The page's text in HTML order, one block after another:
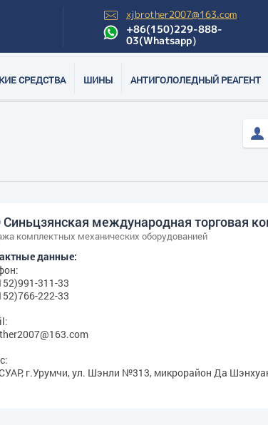
xjbrother2007@163.com
+86(150)229-888-
03(Whatsapp）
СРЕДСТВА ШИНЫ АНТИГОЛОЛЕДНЫЙ РЕАГЕНТ
международная торговая
комплектных механических оборудованией
данные:
311-33
222-33
г.Урумчи, ул. Шэнли №313, микрорайон Да